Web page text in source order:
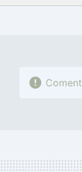
FACEBOOK
TWITTER